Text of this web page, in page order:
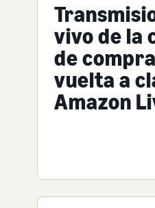
vivo de la
de
vuelta a
Amazon